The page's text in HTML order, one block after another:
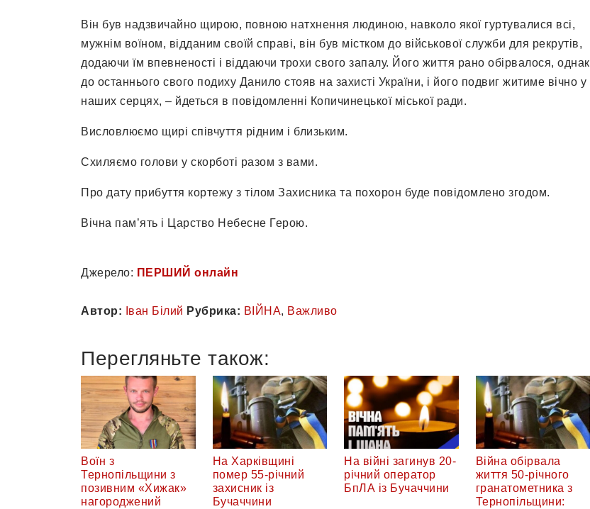
Він був надзвичайно щирою, повною натхнення людиною, навколо якої гуртувалися всі,
мужнім воїном, відданим своїй справі, він був містком до військової служби для рекрутів,
додаючи їм впевненості і віддаючи трохи свого запалу. Його життя рано обірвалося, однак
до останнього свого подиху Данило стояв на захисті України, і його подвиг житиме вічно у
наших серцях, – йдеться в повідомленні Копичинецької міської ради.
Висловлюємо щирі співчуття рідним і близьким.
Схиляємо голови у скорботі разом з вами.
Про дату прибуття кортежу з тілом Захисника та похорон буде повідомлено згодом.
Вічна пам’ять і Царство Небесне Герою.
Джерело: ПЕРШИЙ онлайн
Автор: Іван Білий Рубрика: ВІЙНА, Важливо
Перегляньте також:
Воїн з
Тернопільщини з
позивним «Хижак»
нагороджений
На Харківщині
помер 55-річний
захисник із
Бучаччини
На війні загинув 20-
річний оператор
БпЛА із Бучаччини
Війна обірвала
життя 50-річного
гранатометника з
Тернопільщини: